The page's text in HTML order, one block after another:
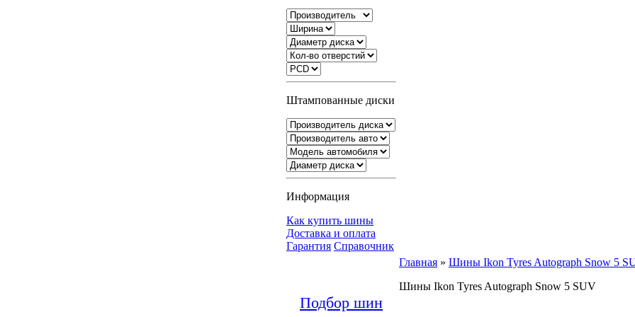
Штампованные диски
Информация
Как купить шины
Доставка и оплата
Гарантия Справочник
Подбор шин
Главная » Шины Ikon Tyres Autograph Snow 5
Шины Ikon Tyres Autograph Snow 5 SUV